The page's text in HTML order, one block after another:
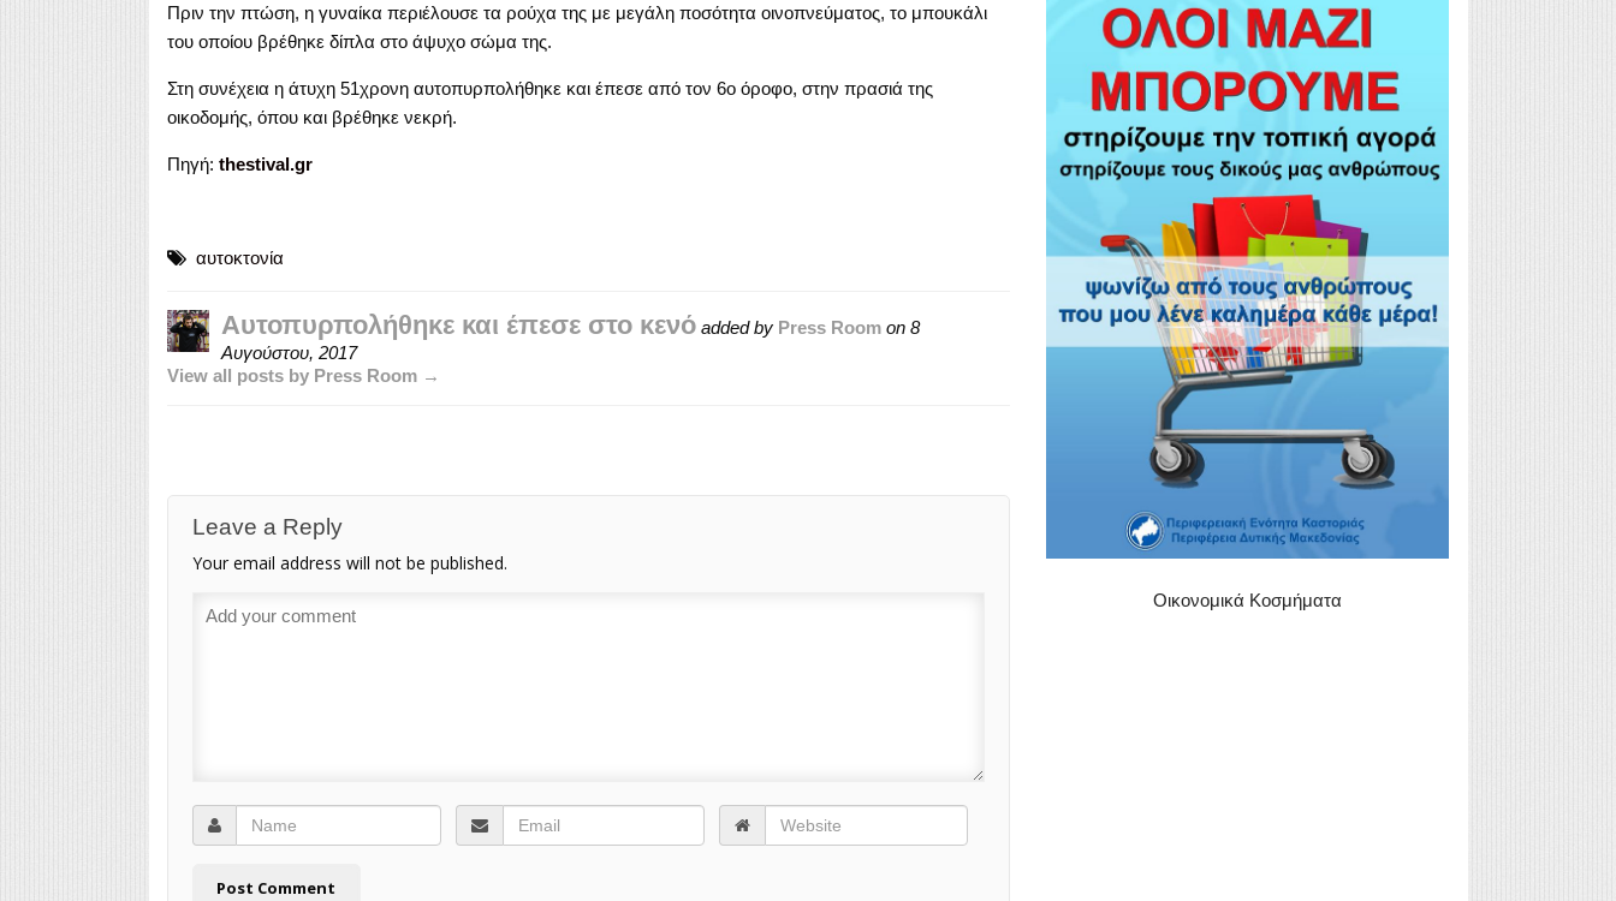
Πριν την πτώση, η γυναίκα περιέλουσε τα ρούχα της με μεγάλη ποσότητα οινοπνεύματος, το μπουκάλι
του οποίου βρέθηκε δίπλα στο άψυχο σώμα της.
Στη συνέχεια η άτυχη 51χρονη αυτοπυρπολήθηκε και έπεσε από τον 6ο όροφο, στην πρασιά της
οικοδομής, όπου και βρέθηκε νεκρή.
Πηγή: thestival.gr
αυτοκτονία
Aυτοπυρπολήθηκε και έπεσε στο κενόadded by Press Roomon 8
Αυγούστου, 2017
View all posts by Press Room →
Leave a Reply
Your email address will not be published.
Οικονομικά Κοσμήματα